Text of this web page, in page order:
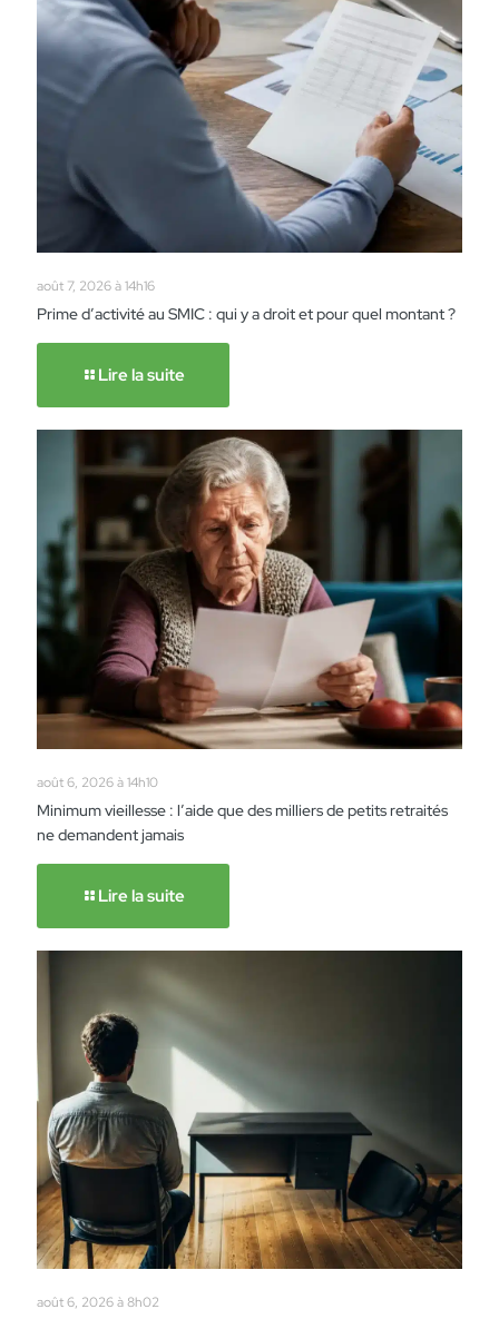
août 7, 2026 à 14h16
Prime d’activité au SMIC : qui y a droit et pour quel montant ?
Lire la suite
août 6, 2026 à 14h10
Minimum vieillesse : l’aide que des milliers de petits retraités
ne demandent jamais
Lire la suite
août 6, 2026 à 8h02